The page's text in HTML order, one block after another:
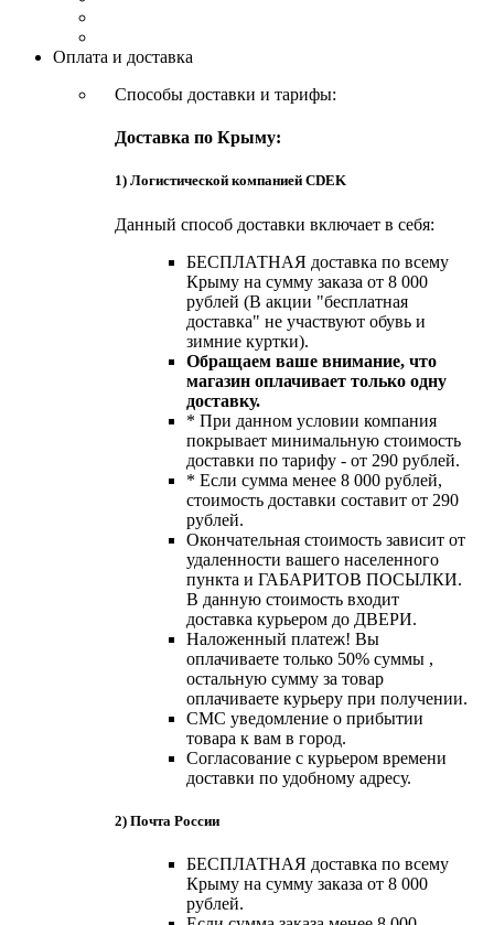
Оплата и доставка
Способы доставки и тарифы:
Доставка по Крыму:
1) Логистической компанией CDEK
Данный способ доставки включает в себя:
БЕСПЛАТНАЯ доставка по всему
Крыму на сумму заказа от 8 000
рублей (В акции "бесплатная
доставка" не участвуют обувь и
зимние куртки).
Обращаем ваше внимание, что
магазин оплачивает только одну
доставку.
* При данном условии компания
покрывает минимальную стоимость
доставки по тарифу - от 290 рублей.
* Если сумма менее 8 000 рублей,
стоимость доставки составит от 290
рублей.
Окончательная стоимость зависит от
удаленности вашего населенного
пункта и ГАБАРИТОВ ПОСЫЛКИ.
В данную стоимость входит
доставка курьером до ДВЕРИ.
Наложенный платеж! Вы
оплачиваете только 50% суммы ,
остальную сумму за товар
оплачиваете курьеру при получении.
СМС уведомление о прибытии
товара к вам в город.
Согласование с курьером времени
доставки по удобному адресу.
2) Почта России
БЕСПЛАТНАЯ доставка по всему
Крыму на сумму заказа от 8 000
рублей.